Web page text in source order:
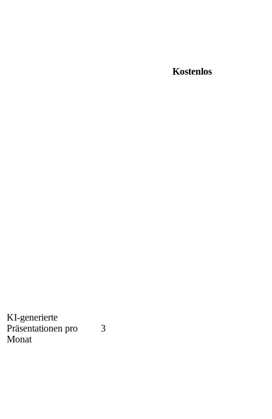
Kostenlos
KI-generierte
Präsentationen pro
Monat
3